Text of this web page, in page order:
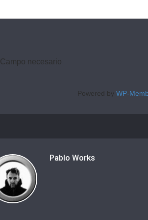
Campo necesario
Powered by WP-
Pablo Works